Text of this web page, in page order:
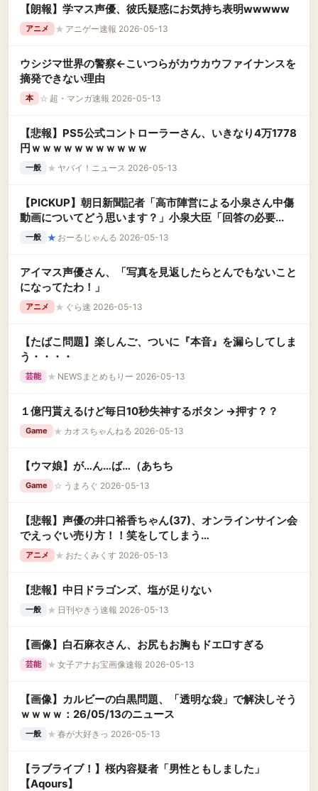
【朗報】学マス声優、彼氏疑惑にお気持ち表明wwwww
アニメ ★ アニゲー速報 2026-05-13
ウシジマ世界の警察←こいつらがカウカウファイナンスを
摘発できない理由
本 ☆ 超・マンガ速報 2026-05-13
【悲報】PS5公式コントローラーさん、いきなり4万1778
円ｗｗｗｗｗｗｗｗｗｗｗ
一般 ★ ヤバイ！ニュース 2026-05-13
【PICKUP】朝日新聞記者「高市陣営による小泉さん中傷
動画についてどう思います？」小泉大臣「回答の必要...
一般 ★ おーるじゃんる 2026-05-13
アイマス声優さん、「写真を見返したらとんでもないこと
になってたわ！」
アニメ ★ ぐら速 2026-05-13
【たばこ問題】楽しんご、ついに『本音』を漏らしてしま
う・・・・
芸能 ★ NEWSまとめもりー 2026-05-13
１億円貰えるけど毎日10秒失神するボタン →押す？？
Game ★ カオスちゃんねる 2026-05-13
【ウマ娘】が…ん…ば…（あちち
Game ☆ うまろぐ 2026-05-13
【悲報】声優の井口裕香ちゃん(37)、オンラインサイン会
でえっぐい売り方！！笑をしてしまう…
アニメ ★ おたくみくす 2026-05-13
【悲報】中日ドラゴンズ、塩が足りない
一般 ★ 日刊やきう速報 2026-05-13
【画像】白石麻衣さん、お尻もお胸もドエ□すぎる
芸能 ★ 女子アナお宝画像速報 2026-05-13
【画像】カルビーの白黒問題、「透明な袋」で解決しそう
ｗｗｗｗ：26/05/13のニュース
一般 ★ 春が大好きっ 2026-05-13
【ラブライブ！】桜内容疑者「男性ともしました」
【Aqours】